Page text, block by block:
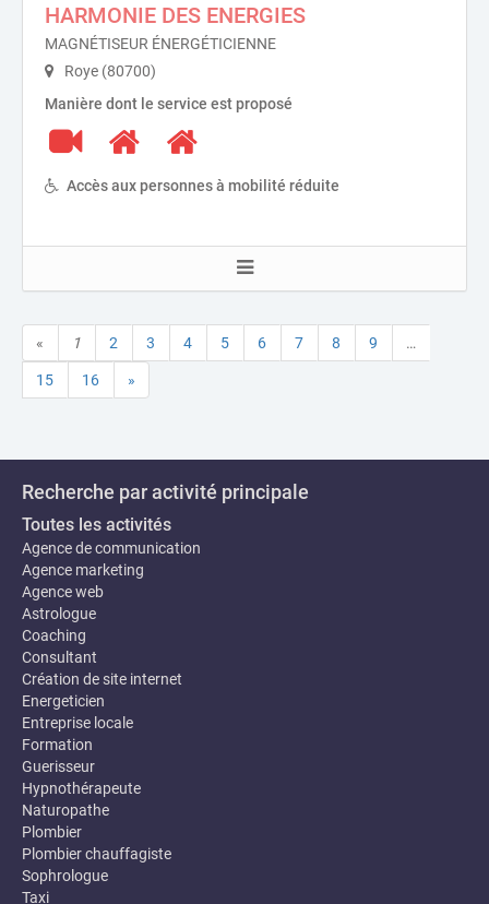
HARMONIE DES ENERGIES
MAGNÉTISEUR ÉNERGÉTICIENNE
Roye (80700)
Manière dont le service est proposé
Accès aux personnes à mobilité réduite
« 1 2 3 4 5 6 7 8 9 …
15 16 »
Recherche par activité principale
Toutes les activités
Agence de communication
Agence marketing
Agence web
Astrologue
Coaching
Consultant
Création de site internet
Energeticien
Entreprise locale
Formation
Guerisseur
Hypnothérapeute
Naturopathe
Plombier
Plombier chauffagiste
Sophrologue
Taxi